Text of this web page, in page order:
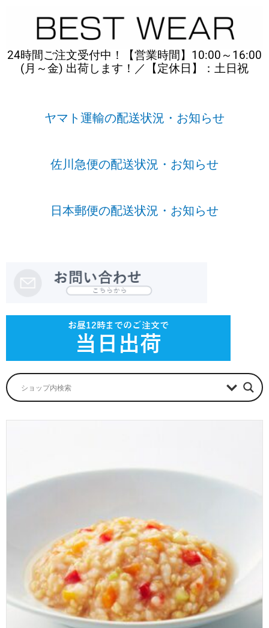
24時間ご注文受付中！【営業時間】10:00～16:00
(月～金) 出荷します！／【定休日】：土日祝
ヤマト運輸の配送状況・お知らせ
佐川急便の配送状況・お知らせ
日本郵便の配送状況・お知らせ